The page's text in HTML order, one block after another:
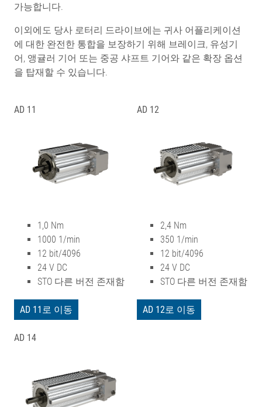
가능합니다.
이외에도 당사 로터리 드라이브에는 귀사 어플리케이션
에 대한 완전한 통합을 보장하기 위해 브레이크, 유성기
어, 앵귤러 기어 또는 중공 샤프트 기어와 같은 확장 옵션
을 탑재할 수 있습니다.
AD 11
1,0 Nm
1000 1/min
12 bit/4096
24 V DC
STO 다른 버전 존재함
AD 11로 이동
AD 12
2,4 Nm
350 1/min
12 bit/4096
24 V DC
STO 다른 버전 존재함
AD 12로 이동
AD 14